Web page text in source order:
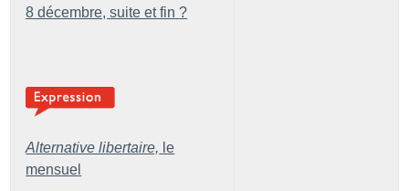
8 décembre, suite et fin ?
Alternative libertaire, le
mensuel